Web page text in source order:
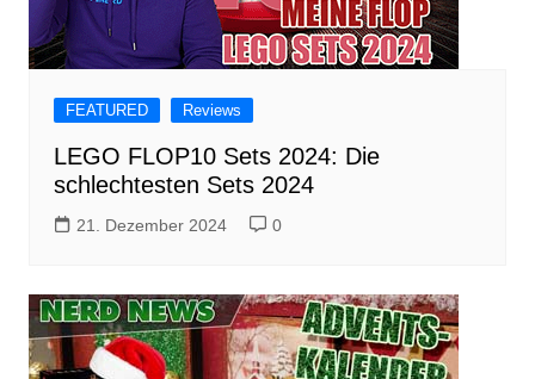
FEATURED Reviews
LEGO FLOP10 Sets 2024: Die
schlechtesten Sets 2024
21. Dezember 2024 0